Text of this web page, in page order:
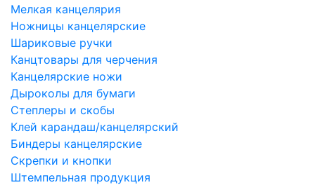
Мелкая канцелярия
Ножницы канцелярские
Шариковые ручки
Канцтовары для черчения
Канцелярские ножи
Дыроколы для бумаги
Степлеры и скобы
Клей карандаш/канцелярский
Биндеры канцелярские
Скрепки и кнопки
Штемпельная продукция